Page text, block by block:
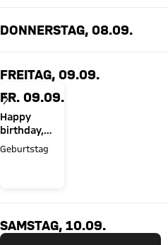
DONNERSTAG, 08.09.
FREITAG, 09.09.
FR. 09.09.
Happy
birthday,
Bryan
Zaragoza!
Geburtstag
SAMSTAG, 10.09.